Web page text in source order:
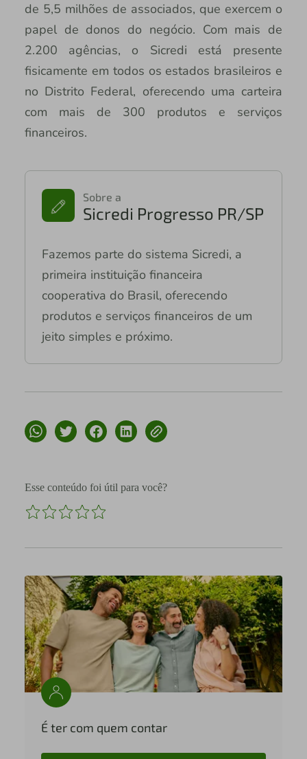
de 5,5 milhões de associados, que exercem o
papel de donos do negócio. Com mais de
2.200 agências, o Sicredi está presente
fisicamente em todos os estados brasileiros e
no Distrito Federal, oferecendo uma carteira
com mais de 300 produtos e serviços
financeiros.
Sobre a
Sicredi Progresso PR/SP
Fazemos parte do sistema Sicredi, a
primeira instituição financeira
cooperativa do Brasil, oferecendo
produtos e serviços financeiros de um
jeito simples e próximo.
Esse conteúdo foi útil para você?
É ter com quem contar